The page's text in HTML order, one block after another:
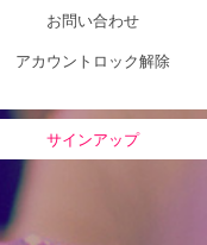
お問い合わせ
アカウントロック解除
サインアップ